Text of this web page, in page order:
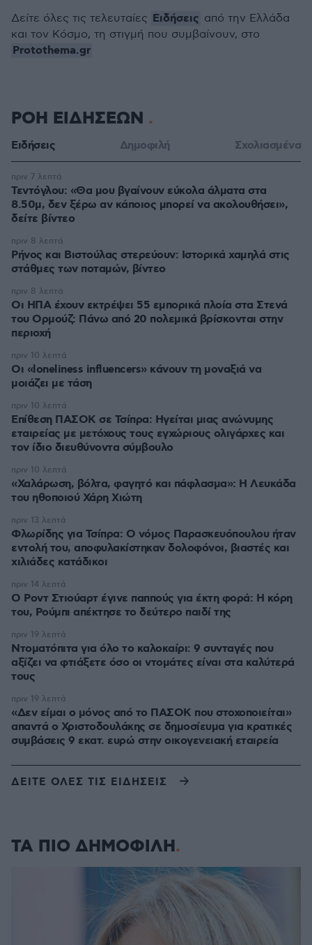
Δείτε όλες τις τελευταίες Ειδήσεις από την Ελλάδα
και τον Κόσμο, τη στιγμή που συμβαίνουν, στο
Protothema.gr
ΡΟΗ ΕΙΔΗΣΕΩΝ
Ειδήσεις Δημοφιλή Σχολιασμένα
Τεντόγλου: «Θα μου βγαίνουν εύκολα άλματα στα
8.50μ, δεν ξέρω αν κάποιος μπορεί να ακολουθήσει»,
δείτε βίντεο
πριν 7 λεπτά
Ρήνος και Βιστούλας στερεύουν: Ιστορικά χαμηλά στις
στάθμες των ποταμών, βίντεο
πριν 8 λεπτά
Οι ΗΠΑ έχουν εκτρέψει 55 εμπορικά πλοία στα Στενά
του Ορμούζ: Πάνω από 20 πολεμικά βρίσκονται στην
περιοχή
πριν 8 λεπτά
Οι «loneliness influencers» κάνουν τη μοναξιά να
μοιάζει με τάση
πριν 10 λεπτά
Επίθεση ΠΑΣΟΚ σε Τσίπρα: Ηγείται μιας ανώνυμης
εταιρείας με μετόχους τους εγχώριους ολιγάρχες και
τον ίδιο διευθύνοντα σύμβουλο
πριν 10 λεπτά
«Χαλάρωση, βόλτα, φαγητό και πάφλασμα»: Η Λευκάδα
του ηθοποιού Χάρη Χιώτη
πριν 10 λεπτά
Φλωρίδης για Τσίπρα: Ο νόμος Παρασκευόπουλου ήταν
εντολή του, αποφυλακίστηκαν δολοφόνοι, βιαστές και
χιλιάδες κατάδικοι
πριν 13 λεπτά
Ο Ροντ Στιούαρτ έγινε παππούς για έκτη φορά: Η κόρη
του, Ρούμπι απέκτησε το δεύτερο παιδί της
πριν 14 λεπτά
Ντοματόπιτα για όλο το καλοκαίρι: 9 συνταγές που
αξίζει να φτιάξετε όσο οι ντομάτες είναι στα καλύτερά
τους
πριν 19 λεπτά
«Δεν είμαι ο μόνος από το ΠΑΣΟΚ που στοχοποιείται»
απαντά ο Χριστοδουλάκης σε δημοσίευμα για κρατικές
συμβάσεις 9 εκατ. ευρώ στην οικογενειακή εταιρεία
πριν 19 λεπτά
ΔΕΙΤΕ ΟΛΕΣ ΤΙΣ ΕΙΔΗΣΕΙΣ
ΤΑ ΠΙΟ ΔΗΜΟΦΙΛΗ